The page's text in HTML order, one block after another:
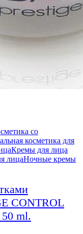
со
косметика для
Кремы для лица
лицаНочные кремы
CONTROL
ml.